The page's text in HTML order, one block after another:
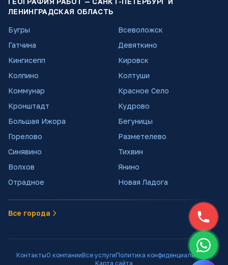
ЛЕНИНГРАДСКАЯ ОБЛАСТЬ
Бугры
Всеволожск
Гатчина
Девяткино
Кингисепп
Кировск
Колпино
Колтуши
Коммунар
Красное Село
Кронштадт
Кудрово
Большая Ижора
Бегуницы
Горелово
Разметелево
Синявино
Тихвин
Волхов
Янино
Отрадное
Новая Ладога
Все города
КонтактыО компанииВсе услугиПолитика конфиденциальности
Карта сайта